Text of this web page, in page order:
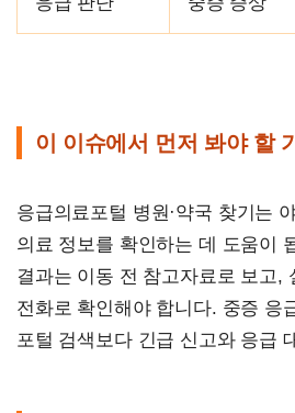
이 이슈에서 먼저 봐야 할
응급의료포털 병원·약국 찾기는
의료 정보를 확인하는 데 도움이
결과는 이동 전 참고자료로 보고,
전화로 확인해야 합니다. 중증 응
포털 검색보다 긴급 신고와 응급